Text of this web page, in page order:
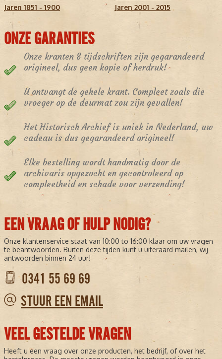
Jaren 1851 - 1900
Jaren 2001 - 2015
ONZE GARANTIES
Onze kranten & tijdschriften zijn gegarandeerd
origineel, dus geen kopie of herdruk!
U ontvangt de gehele krant. Compleet zoals die
vroeger op de deurmat zou zijn gevallen!
Het Historisch Archief is uniek in Nederland, uw
cadeau is dus gegarandeerd origineel!
Elke bestelling wordt handmatig door de
archivaris opgezocht en gecontroleerd op
compleetheid en schade voor verzending!
EEN VRAAG OF HULP NODIG?
Onze klantenservice staat van 10:00 to 16:00 klaar om uw vragen
te beantwoorden. Buiten deze tijden kunt u uiteraard mailen, wij
antwoorden binnen 24 uur!
0341 55 69 69
STUUR EEN EMAIL
VEEL GESTELDE VRAGEN
Heeft u een vraag over onze producten, het bedrijf, of over het